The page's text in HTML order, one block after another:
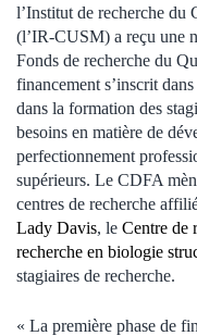
l’Institut de recherche du
(l’IR-CUSM) a reçu une
Fonds de recherche du
financement s’inscrit
dans la formation des
besoins en matière de
perfectionnement
supérieurs. Le CDFA
centres de recherche
Lady Davis, le Centre de
recherche en biologie
stagiaires de recherche.
« La première phase de